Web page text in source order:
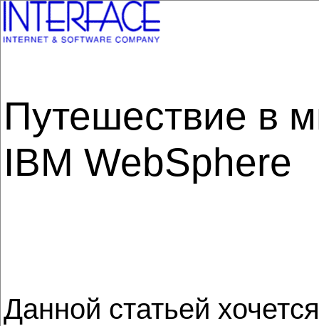
Путешествие в
IBM WebSphere
Данной статьей